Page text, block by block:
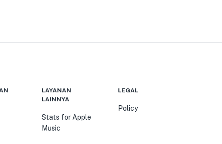
LAYANAN
LAINNYA
Stats for Apple
Music
LEGAL
Policy